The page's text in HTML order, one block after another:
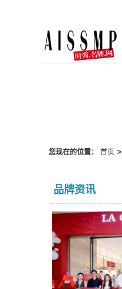
您现在的位置： 首页>
品牌资讯